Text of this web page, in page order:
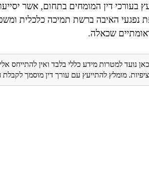
בעורכי דין המומחים בתחום, אשר
נפגעי האיבה ברשת תמיכה כלכלית
שכאלה.
נועד למטרות מידע כללי בלבד ואין להתייחס
מומלץ להתייעץ עם עורך דין מוסמך